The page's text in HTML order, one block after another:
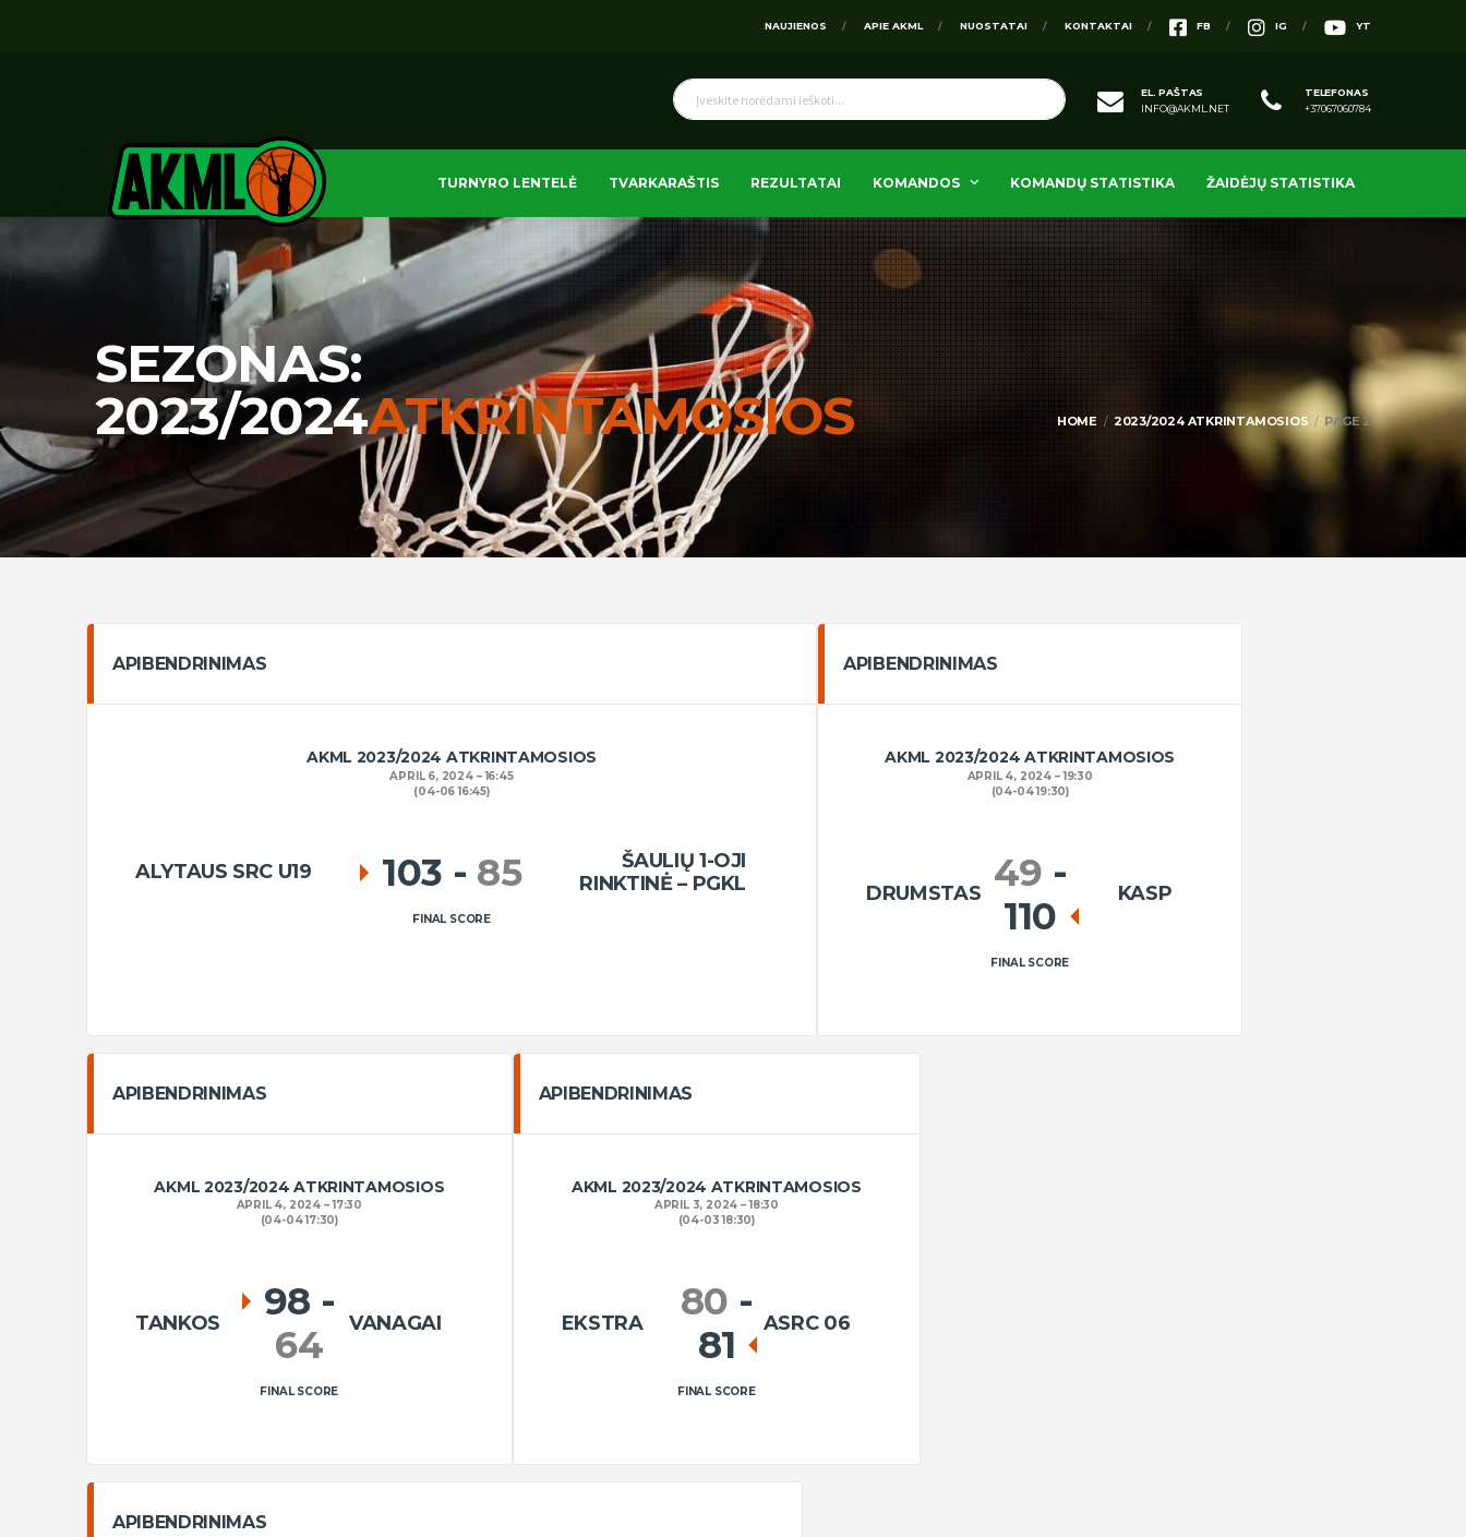
NAUJIENOS APIE AKML NUOSTATAI KONTAKTAI FB IG YT
EL. PAŠTAS
INFO@AKML.NET
TELEFONAS
+37067060784
TURNYRO LENTELĖ TVARKARAŠTIS REZULTATAI KOMANDOS KOMANDŲ STATISTIKA ŽAIDĖJŲ STATISTIKA
SEZONAS:
2023/2024ATKRINTAMOSIOS HOME 2023/2024 ATKRINTAMOSIOS PAGE 2
APIBENDRINIMAS
AKML 2023/2024 ATKRINTAMOSIOS
APRIL 6, 2024
16:45
(04-06 16:45)
ALYTAUS SRC U19
ŠAULIŲ 1-OJI
RINKTINĖ – PGKL
103 - 85
FINAL SCORE
APIBENDRINIMAS
AKML 2023/2024 ATKRINTAMOSIOS
APRIL 4, 2024
19:30
(04-04 19:30)
DRUMSTAS KASP
49 -
110
FINAL SCORE
APIBENDRINIMAS
AKML 2023/2024 ATKRINTAMOSIOS
APRIL 4, 2024
17:30
(04-04 17:30)
TANKOS VANAGAI
98 -
64
FINAL SCORE
APIBENDRINIMAS
AKML 2023/2024 ATKRINTAMOSIOS
APRIL 3, 2024
18:30
(04-03 18:30)
EKSTRA ASRC 06
80 -
81
FINAL SCORE
APIBENDRINIMAS